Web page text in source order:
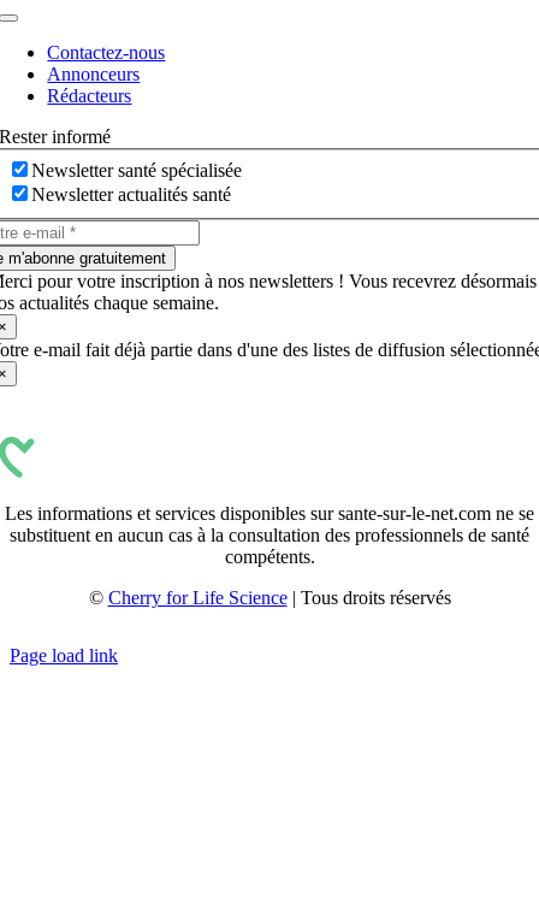
Navigation
basculeContactez-nous
Annonceurs
Rédacteurs
Rester informé
Newsletter santé spécialisée
Newsletter actualités santé
m'abonne gratuitement
pour votre inscription à nos newsletters ! Vous recevrez désormais
actualités chaque semaine.
e-mail fait déjà partie dans d'une des listes de diffusion
Les informations et services disponibles sur sante-sur-le-net.com ne se
substituent en aucun cas à la consultation des professionnels de santé
compétents.
© Cherry for Life Science| Tous droits réservés
Page load link